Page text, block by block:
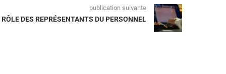
publication suivante
DES REPRÉSENTANTS DU PERSONNEL